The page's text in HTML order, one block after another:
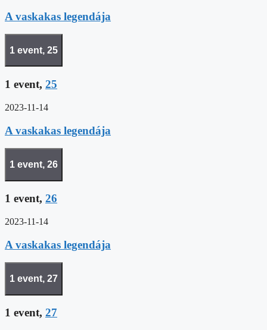
A vaskakas legendája
1 event, 25
1 event, 25
2023-11-14
A vaskakas legendája
1 event, 26
1 event, 26
2023-11-14
A vaskakas legendája
1 event, 27
1 event, 27